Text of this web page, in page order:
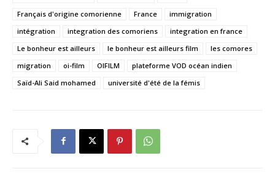
Français d'origine comorienne
France
immigration
intégration
integration des comoriens
integration en france
Le bonheur est ailleurs
le bonheur est ailleurs film
les comores
migration
oi-film OIFILM
plateforme VOD océan indien
Saïd-Ali Said mohamed
université d'été de la fémis